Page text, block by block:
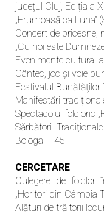
județul Cluj, Ediția a
„Frumoasă ca Luna”
Concert de pricesne,
„Cu noi este
Evenimente cultural-
Cântec, joc și voie
Festivalul Bunătăţilor
Manifestări
Spectacolul folcloric
Sărbători
Bologa – 45
CERCETARE
Culegere de folclor
„Horitori din Câmpia
Alături de trăitorii